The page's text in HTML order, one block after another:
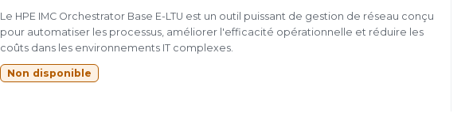
Le HPE IMC Orchestrator Base E-LTU est un outil puissant de gestion de réseau conçu
pour automatiser les processus, améliorer l'efficacité opérationnelle et réduire les
coûts dans les environnements IT complexes.
Non disponible